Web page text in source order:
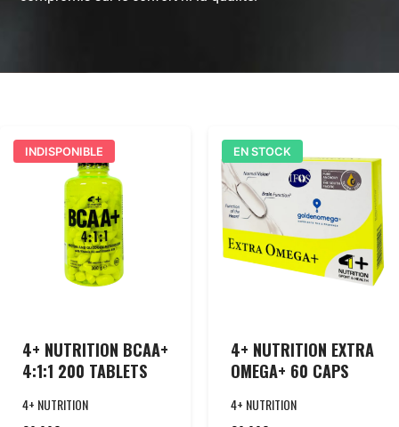
INDISPONIBLE
4+ NUTRITION BCAA+
4:1:1 200 TABLETS
4+ NUTRITION
EN STOCK
4+ NUTRITION EXTRA
OMEGA+ 60 CAPS
4+ NUTRITION